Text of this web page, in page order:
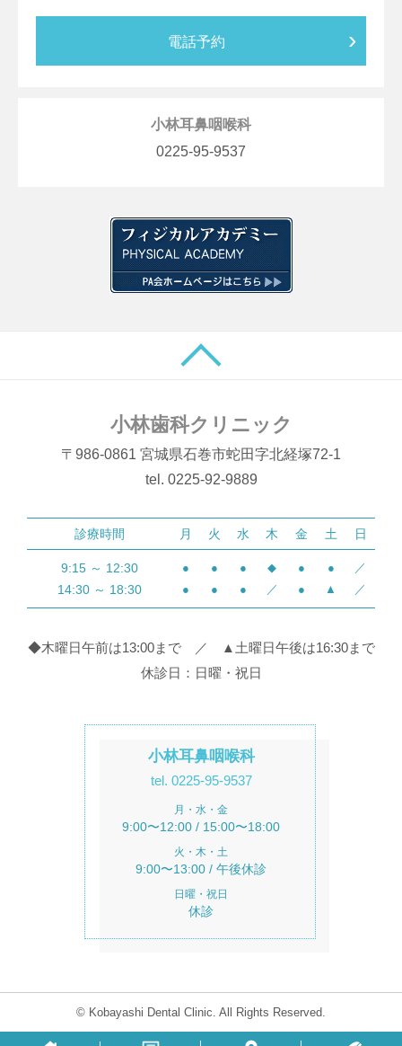
電話予約
小林耳鼻咽喉科
0225-95-9537
小林歯科クリニック
〒986-0861 宮城県石巻市蛇田字北経塚72-1
tel. 0225-92-9889
診療時間 月 火 水 木 金 土 日
9:15 ～ 12:30 ● ● ● ◆ ● ● ／
14:30 ～ 18:30 ● ● ● ／ ● ▲ ／
◆木曜日午前は13:00まで ／ ▲土曜日午後は16:30まで
休診日：日曜・祝日
小林耳鼻咽喉科
tel. 0225-95-9537
月・水・金
9:00〜12:00 / 15:00〜18:00
火・木・土
9:00〜13:00 / 午後休診
日曜・祝日
休診
© Kobayashi Dental Clinic. All Rights Reserved.